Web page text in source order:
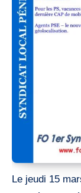
Le jeudi 15